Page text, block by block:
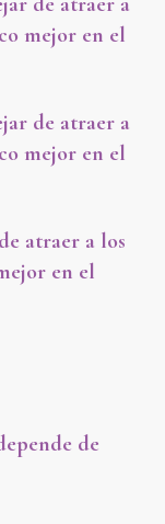
mejor en el
de atraer a
mejor en el
atraer a los
en el
de